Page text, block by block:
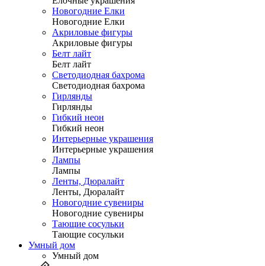
Новогодние Елки
Новогодние Елки
Акриловые фигуры
Акриловые фигуры
Белт лайт
Белт лайт
Светодиодная бахрома
Светодиодная бахрома
Гирлянды
Гирлянды
Гибкий неон
Гибкий неон
Интерьерные украшения
Интерьерные украшения
Лампы
Лампы
Ленты, Дюралайт
Ленты, Дюралайт
Новогодние сувениры
Новогодние сувениры
Тающие сосульки
Тающие сосульки
Умный дом
Умный дом